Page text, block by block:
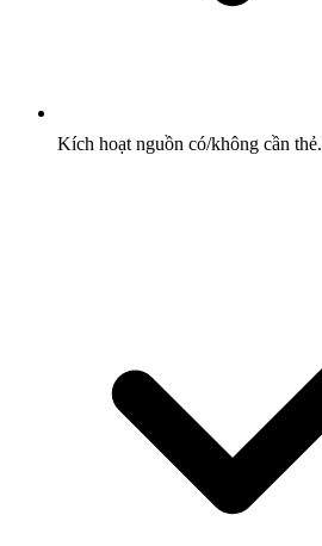
Kích hoạt nguồn có/không cần thẻ.